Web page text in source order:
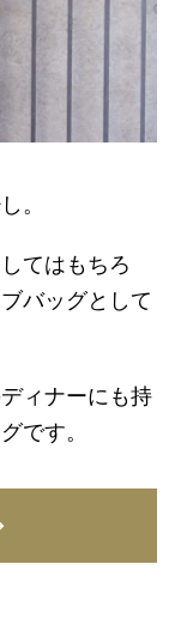
。
てはもちろ
バッグとして
ィナーにも持
です。